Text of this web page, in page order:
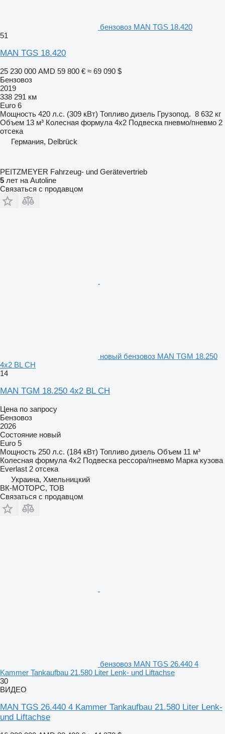
бензовоз MAN TGS 18.420
51
MAN TGS 18.420
25 230 000 AMD 59 800 € ≈ 69 090 $
Бензовоз
2019
338 291 км
Euro 6
Мощность 420 л.с. (309 кВт) Топливо дизель Грузопод. 8 632 кг
Объем 13 м³ Колесная формула 4x2 Подвеска пневмо/пневмо 2
отсека
Германия, Delbrück
PEITZMEYER Fahrzeug- und Gerätevertrieb
5 лет на Autoline
Связаться с продавцом
новый бензовоз MAN TGM 18.250
4x2 BL CH
14
MAN TGM 18.250 4x2 BL CH
Цена по запросу
Бензовоз
2026
Состояние новый
Euro 5
Мощность 250 л.с. (184 кВт) Топливо дизель Объем 11 м³
Колесная формула 4x2 Подвеска рессора/пневмо Марка кузова
Everlast 2 отсека
Украина, Хмельницкий
ВК-МОТОРС, ТОВ
Связаться с продавцом
бензовоз MAN TGS 26.440 4
Kammer Tankaufbau 21.580 Liter Lenk- und Liftachse
30
ВИДЕО
MAN TGS 26.440 4 Kammer Tankaufbau 21.580 Liter Lenk-
und Liftachse